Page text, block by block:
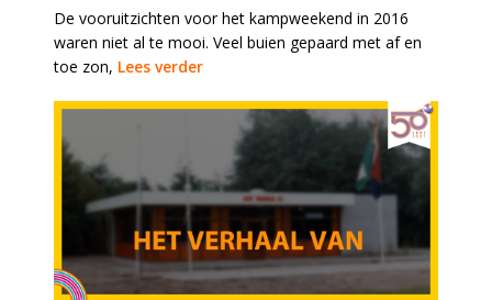
De vooruitzichten voor het kampweekend in 2016
waren niet al te mooi. Veel buien gepaard met af en
toe zon, Lees verder